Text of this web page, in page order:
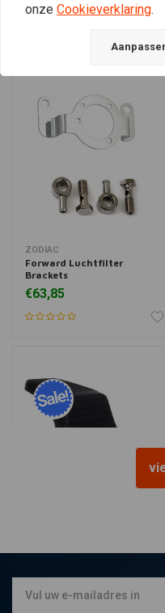
ZODIAC
Forward Luchtfilter
Brackets
€63,85
FXBB Street Bob 18<
onze Cookieverklaring.